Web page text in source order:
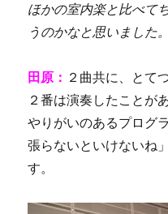
ほかの室内楽と比べて
うのかなと思いました。
田原： ２曲共に、とて
２番は演奏したことが
やりがいのあるプログ
張らないといけないね
す。